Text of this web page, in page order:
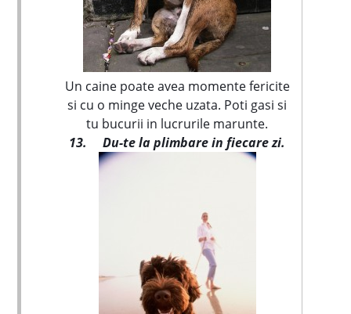
Un caine poate avea momente fericite
si cu o minge veche uzata. Poti gasi si
tu bucurii in lucrurile marunte.
13.
Du-te la plimbare in fiecare zi.